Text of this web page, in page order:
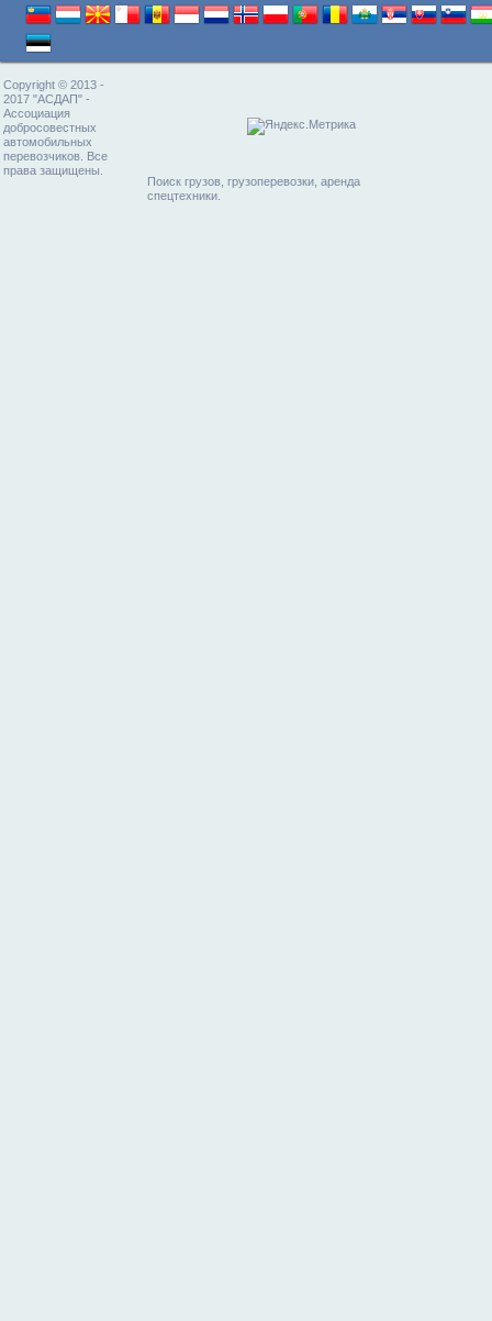
Copyright © 2013 -
2017 "АСДАП" -
Ассоциация
добросовестных
автомобильных
перевозчиков. Все
права защищены.
Поиск грузов, грузоперевозки, аренда
спецтехники.